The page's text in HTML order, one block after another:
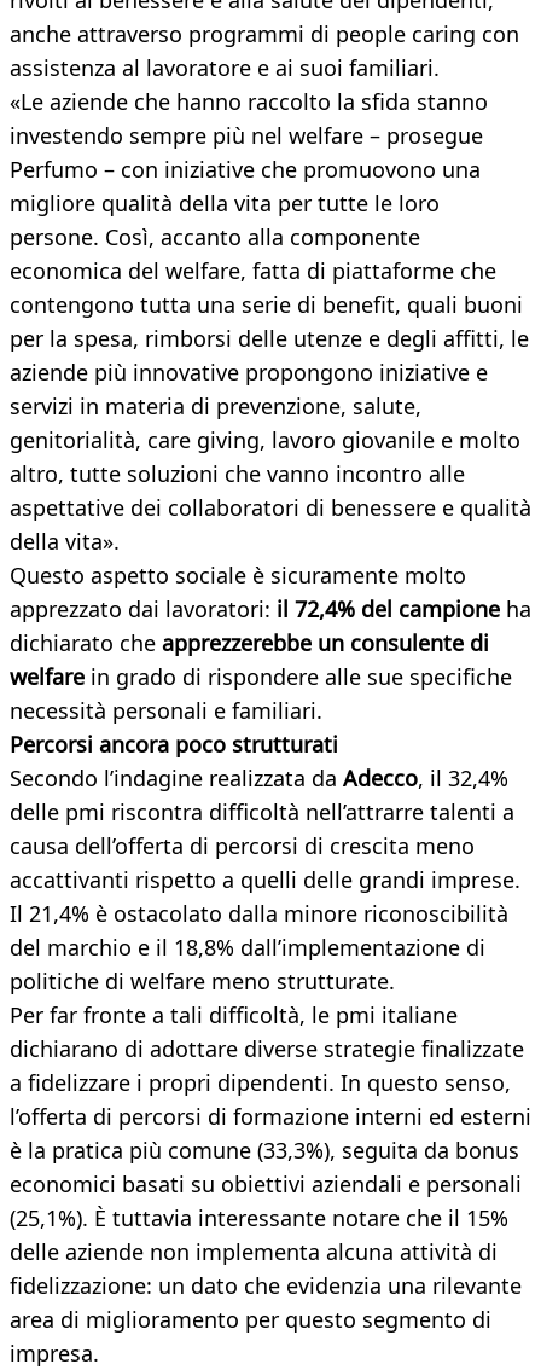
anche attraverso programmi di people caring con
assistenza al lavoratore e ai suoi familiari.
«Le aziende che hanno raccolto la sfida stanno
investendo sempre più nel welfare – prosegue
Perfumo – con iniziative che promuovono una
migliore qualità della vita per tutte le loro
persone. Così, accanto alla componente
economica del welfare, fatta di piattaforme che
contengono tutta una serie di benefit, quali buoni
per la spesa, rimborsi delle utenze e degli affitti, le
aziende più innovative propongono iniziative e
servizi in materia di prevenzione, salute,
genitorialità, care giving, lavoro giovanile e molto
altro, tutte soluzioni che vanno incontro alle
aspettative dei collaboratori di benessere e qualità
della vita».
Questo aspetto sociale è sicuramente molto
apprezzato dai lavoratori: il 72,4% del campione ha
dichiarato che apprezzerebbe un consulente di
welfare in grado di rispondere alle sue specifiche
necessità personali e familiari.
Percorsi ancora poco strutturati
Secondo l’indagine realizzata da Adecco, il 32,4%
delle pmi riscontra difficoltà nell’attrarre talenti a
causa dell’offerta di percorsi di crescita meno
accattivanti rispetto a quelli delle grandi imprese.
Il 21,4% è ostacolato dalla minore riconoscibilità
del marchio e il 18,8% dall’implementazione di
politiche di welfare meno strutturate.
Per far fronte a tali difficoltà, le pmi italiane
dichiarano di adottare diverse strategie finalizzate
a fidelizzare i propri dipendenti. In questo senso,
l’offerta di percorsi di formazione interni ed esterni
è la pratica più comune (33,3%), seguita da bonus
economici basati su obiettivi aziendali e personali
(25,1%). È tuttavia interessante notare che il 15%
delle aziende non implementa alcuna attività di
fidelizzazione: un dato che evidenzia una rilevante
area di miglioramento per questo segmento di
impresa.